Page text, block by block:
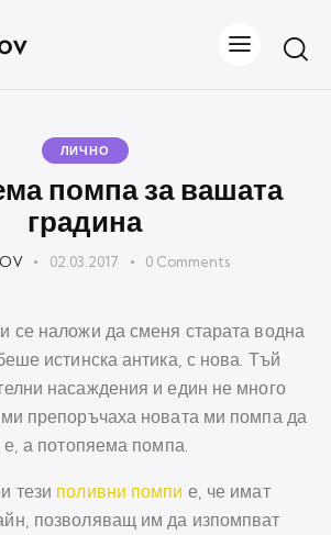
ЛИЧНО
помпа за вашата
градина
02.03.2017 0 Comments
се наложи да сменя старата водна
истинска антика, с нова. Тъй
насаждения и един не много
препоръчаха новата ми помпа да
а потопяема помпа.
тези поливни помпи е, че имат
позволяващ им да изпомпват